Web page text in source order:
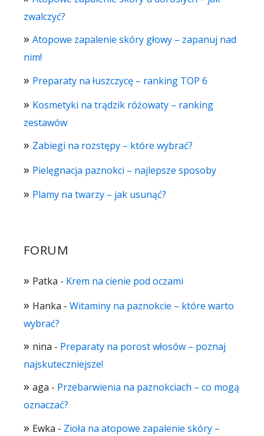
zwalczyć?
Atopowe zapalenie skóry głowy – zapanuj nad
nim!
Preparaty na łuszczycę – ranking TOP 6
Kosmetyki na trądzik różowaty – ranking
zestawów
Zabiegi na rozstępy – które wybrać?
Pielęgnacja paznokci – najlepsze sposoby
Plamy na twarzy – jak usunąć?
FORUM
Patka - Krem na cienie pod oczami
Hanka - Witaminy na paznokcie – które warto
wybrać?
nina - Preparaty na porost włosów – poznaj
najskuteczniejsze!
aga - Przebarwienia na paznokciach – co mogą
oznaczać?
Ewka - Zioła na atopowe zapalenie skóry –